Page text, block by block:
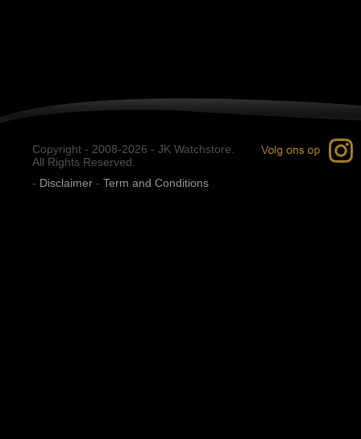
Copyright - 2008-2026 - JK Watchstore.
All Rights Reserved.
- Disclaimer - Term and Conditions